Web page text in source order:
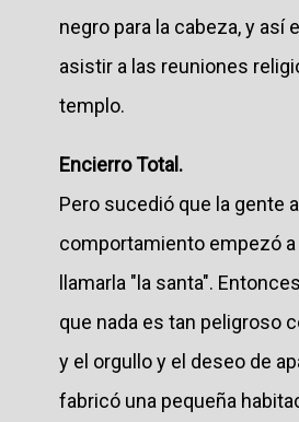
negro para la cabeza, y así
asistir a las reuniones
templo.
Encierro Total.
Pero sucedió que la gente
comportamiento empezó a
llamarla "la santa".
que nada es tan peligroso
y el orgullo y el deseo de
fabricó una pequeña